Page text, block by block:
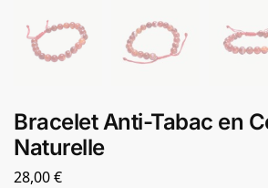
Bracelet Anti-Tabac en
Naturelle
28,00€